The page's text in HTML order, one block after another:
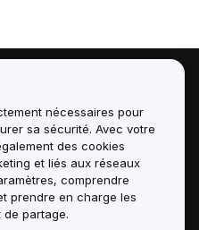
nécessaires pour
sa sécurité. Avec votre
des cookies
et liés aux réseaux
comprendre
prendre en charge les
partage.